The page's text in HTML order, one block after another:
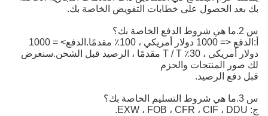
بك بعد الحصول على خطابات التفويض الخاصة بك.
س 2.ما هي شروط الدفع الخاصة بك؟
أ:
دولار أمريكي ، 30٪ T / T مقدمًا ، الرصيد قبل الشحن.
سنعرض
لك صور المنتجات والحزم
قبل دفع الرصيد.
س 3.ما هي شروط التسليم الخاصة بك؟
ج: EXW ، FOB ، CFR ، CIF ، DDU.